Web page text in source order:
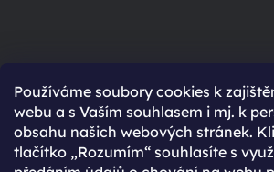
Používáme soubory cookies k
webu a s Vaším souhlasem i mj. k
obsahu našich webových stránek.
tlačítko „Rozumím“ souhlasíte s
Ještě nemáte účet?
Rychlejší nákup díky uloženým údajům
Přehled o stavu objednávky